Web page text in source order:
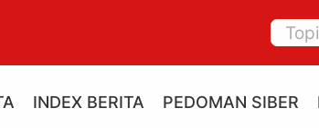
INDEX BERITA PEDOMAN SIBER